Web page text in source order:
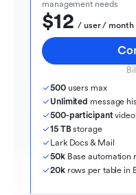
management needs
$12
  / user / month
500 users max
Unlimited message
500-participant
15 TB storage
Lark Docs & Mail
50k Base automation
20k rows per table in